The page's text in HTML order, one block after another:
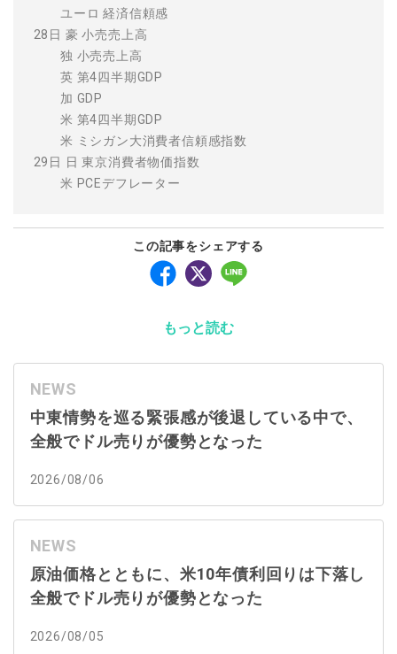
ユーロ 経済信頼感
28日 豪 小売売上高
独 小売売上高
英 第4四半期GDP
加 GDP
米 第4四半期GDP
米 ミシガン大消費者信頼感指数
29日 日 東京消費者物価指数
米 PCEデフレーター
この記事をシェアする
もっと読む
NEWS
中東情勢を巡る緊張感が後退している中で、
全般でドル売りが優勢となった
2026/08/06
NEWS
原油価格とともに、米10年債利回りは下落し
全般でドル売りが優勢となった
2026/08/05